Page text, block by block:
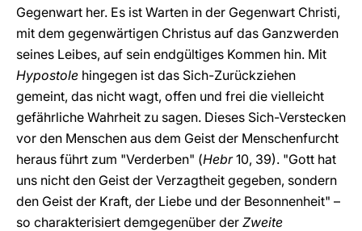
Gegenwart her. Es ist Warten in der Gegenwart Christi,
mit dem gegenwärtigen Christus auf das Ganzwerden
seines Leibes, auf sein endgültiges Kommen hin. Mit
Hypostole hingegen ist das Sich-Zurückziehen
gemeint, das nicht wagt, offen und frei die vielleicht
gefährliche Wahrheit zu sagen. Dieses Sich-Verstecken
vor den Menschen aus dem Geist der Menschenfurcht
heraus führt zum "Verderben" (Hebr10, 39). "Gott hat
uns nicht den Geist der Verzagtheit gegeben, sondern
den Geist der Kraft, der Liebe und der Besonnenheit" –
so charakterisiert demgegenüber der Zweite